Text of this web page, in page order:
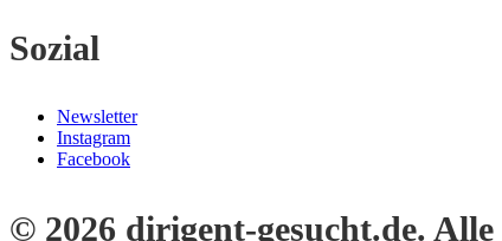
Sozial
Newsletter
Instagram
Facebook
© 2026 dirigent-gesucht.de.